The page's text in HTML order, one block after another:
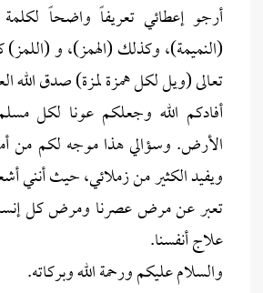
أرجو إعطائي تعريفاً واضحاً
(النميمة)، وكذلك (الهمز)، و (اللمز)
تعالى (ويل لكل همزة لمزة) صدق الله
أفادكم الله وجعلكم عونا لكل
الأرض. وسؤالي هذا موجه لكم من
ويفيد الكثير من زملائي، حيث أنني
تعبر عن مرض عصرنا ومرض كل
علاج أنفسنا.
والسلام عليكم ورحمة الله وبركاته.